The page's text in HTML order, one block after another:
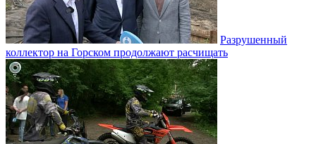
Разрушенный
коллектор на Горском продолжают расчищать